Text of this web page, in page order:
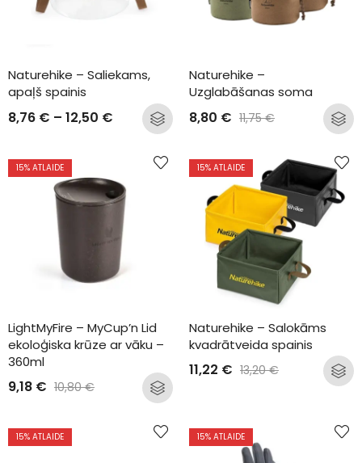
Naturehike – Saliekams,
apaļš spainis
8,76 € – 12,50 €
Naturehike –
Uzglabāšanas soma
8,80 € 11,75€
15% ATLAIDE
LightMyFire – MyCup’n Lid
ekoloģiska krūze ar vāku –
360ml
9,18 € 10,80€
15% ATLAIDE
Naturehike – Salokāms
kvadrātveida spainis
11,22 € 13,20€
15% ATLAIDE 15% ATLAIDE